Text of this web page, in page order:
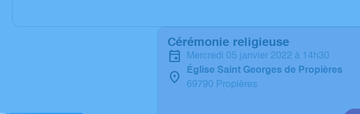
Cérémonie religieuse
mercredi 05 janvier 2022 à 14h30
Église Saint Georges de Propières
69790 Propières